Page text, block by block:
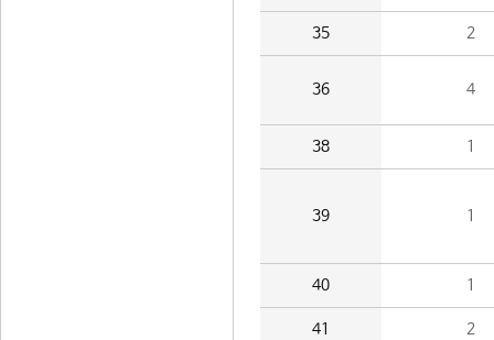
35 2
36 4
38 1
39 1
40 1
41 2